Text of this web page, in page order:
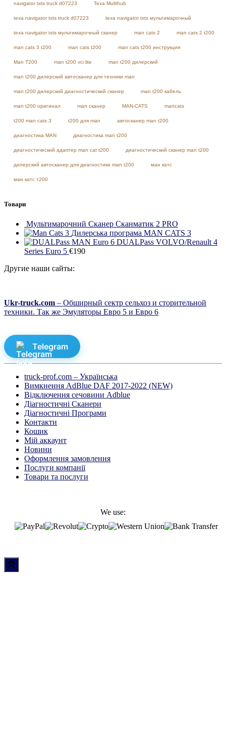
navigator txts truck d07223 Texa Multihub
texa navigator txts truck d07223 texa navigator txts мультимарочный
texa navigator txts мультимарочный сканер man cats 2 man cats 2 t200
man cats 3 t200 man cats t200 man cats t200 инструкция
Man T200 man t200 vci lite man t200 дилерский
man t200 дилерский автосканер для техники man
man t200 дилерский диагностический сканер man t200 кабель
man t200 оригинал man сканер MAN-CATS mancats
t200 man cats 3 t200 для man автосканер man t200
диагностика MAN диагностика man t200
диагностический адаптер man cat t200 диагностический сканер man t200
дилерский автосканер для диагностики man t200 ман катс
ман катс т200
Товари
Мультимарочний Сканер Сканматик 2 PRO
Дилерська програма MAN CATS 3
DUALPass VOLVO/Renault 4
Series Euro 5 €190
Другие наши сайты:
Ukr-truck.com – Обширный сектр сельхоз и сторительной
техники. Так же Эмуляторы Евро 5 и Евро 6
Telegram
truck-prof.com – Українська
Вимкнення AdBlue DAF 2017-2022 (NEW)
Відключення сечовини Adblue
Діагностичні Cканери
Діагностичні Програми
Контакти
Кошик
Мій аккаунт
Новини
Оформлення замовлення
Послуги компанії
Товари та послуги
We use: